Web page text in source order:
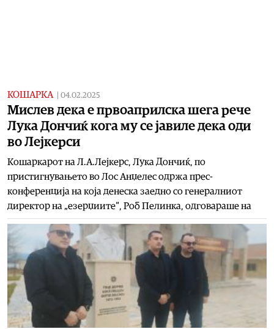
КОШАРКА 04.02.2025
Мислев дека е првоаприлска шега рече
Лука Дончиќ кога му се јавиле дека оди
во Лејкерси
Кошаркарот на Л.А.Лејкерс, Лука Дончиќ, по
пристигнувањето во Лос Анџелес одржа прес-
конференција на која денеска заедно со генералниот
директор на „езерџиите“, Роб Пелинка, одговараше на